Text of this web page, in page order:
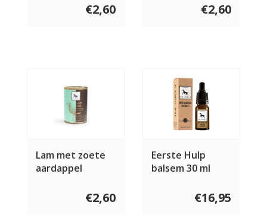
€2,60 €2,60
Lam met zoete
aardappel
€2,60
Eerste Hulp
balsem 30 ml
€16,95